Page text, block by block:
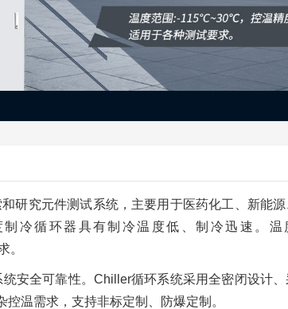
研究元件测试系统，主要用于医药化工、新能源
冷循环器具有制冷温度低、制冷迅速。温
。
安全可靠性。Chiller循环系统采用全密闭设计、
温需求，支持非标定制、防爆定制。